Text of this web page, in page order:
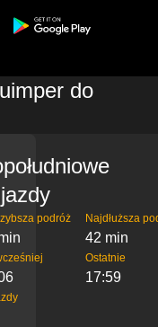
do
podróż Najdłuższa
42 min
Ostatnie
17:59